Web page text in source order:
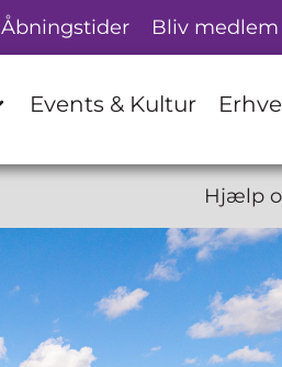
Åbningstider Bliv medlem
Events & Kultur
Hjælp os med at